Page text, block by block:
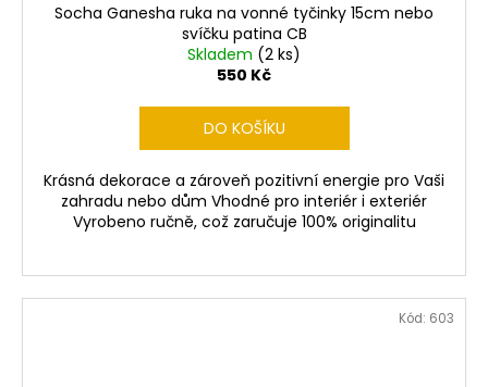
Socha Ganesha ruka na vonné tyčinky 15cm nebo
svíčku patina CB
Skladem (2 ks)
550 Kč
DO KOŠÍKU
Krásná dekorace a zároveň pozitivní energie pro Vaši
zahradu nebo dům Vhodné pro interiér i exteriér
Vyrobeno ručně, což zaručuje 100% originalitu
Kód: 603